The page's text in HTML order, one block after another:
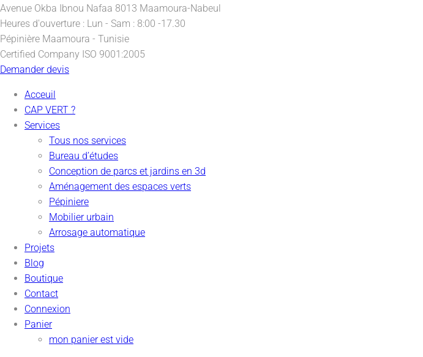
Avenue Okba Ibnou Nafaa 8013 Maamoura-Nabeul
Heures d'ouverture : Lun - Sam : 8:00 -17.30
Pépinière Maamoura - Tunisie
Certified Company ISO 9001:2005
Demander devis
Acceuil
CAP VERT ?
Services
Tous nos services
Bureau d’études
Conception de parcs et jardins en 3d
Aménagement des espaces verts
Pépiniere
Mobilier urbain
Arrosage automatique
Projets
Blog
Boutique
Contact
Connexion
Panier
mon panier est vide